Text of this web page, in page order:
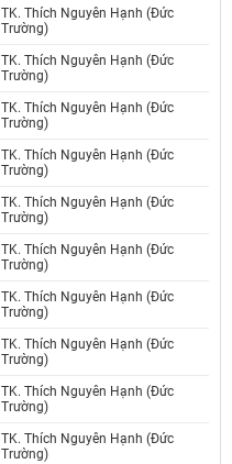
TK. Thích Nguyên Hạnh (Đức
Trường)
TK. Thích Nguyên Hạnh (Đức
Trường)
TK. Thích Nguyên Hạnh (Đức
Trường)
TK. Thích Nguyên Hạnh (Đức
Trường)
TK. Thích Nguyên Hạnh (Đức
Trường)
TK. Thích Nguyên Hạnh (Đức
Trường)
TK. Thích Nguyên Hạnh (Đức
Trường)
TK. Thích Nguyên Hạnh (Đức
Trường)
TK. Thích Nguyên Hạnh (Đức
Trường)
TK. Thích Nguyên Hạnh (Đức
Trường)